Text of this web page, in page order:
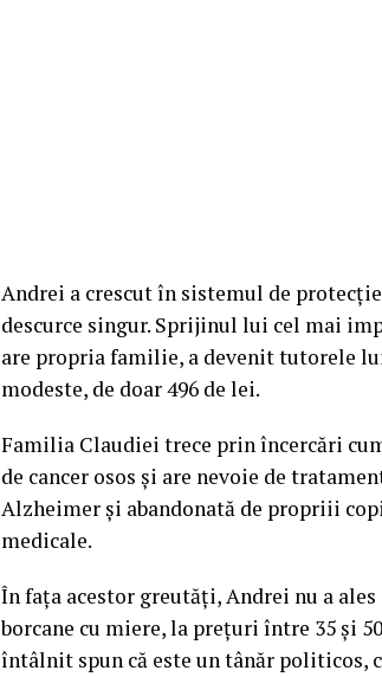
Andrei a crescut în sistemul de
descurce singur. Sprijinul lui cel mai
are propria familie, a devenit tutorele
modeste, de doar 496 de lei.
Familia Claudiei trece prin încercări
de cancer osos și are nevoie de
Alzheimer și abandonată de propriii
medicale.
În fața acestor greutăți, Andrei nu a
borcane cu miere, la prețuri între 35 și
întâlnit spun că este un tânăr politicos,